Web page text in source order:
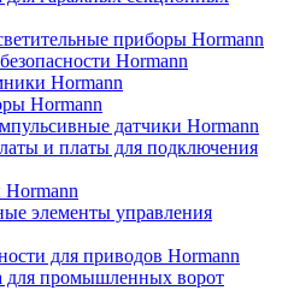
приборы Hormann
Hormann
Hormann
Hormann
датчики Hormann
и платы для подключения
Hormann
элементы управления
для приводов Hormann
для промышленных ворот